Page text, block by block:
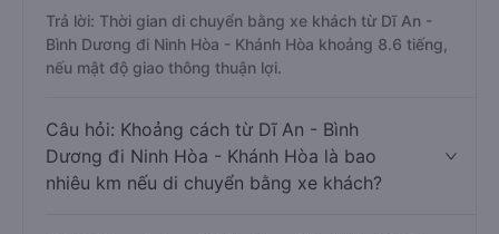
Trả lời: Thời gian di chuyển bằng xe khách từ Dĩ An -
Bình Dương đi Ninh Hòa - Khánh Hòa khoảng 8.6 tiếng,
nếu mật độ giao thông thuận lợi.
Câu hỏi: Khoảng cách từ Dĩ An - Bình
Dương đi Ninh Hòa - Khánh Hòa là bao
nhiêu km nếu di chuyển bằng xe khách?